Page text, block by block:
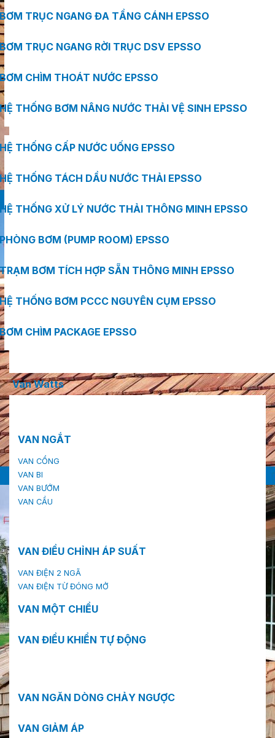
BƠM TRỤC NGANG ĐA TẦNG CÁNH EPSSO
BƠM TRỤC NGANG RỜI TRỤC DSV EPSSO
BƠM CHÌM THOÁT NƯỚC EPSSO
HỆ THỐNG BƠM NÂNG NƯỚC THẢI VỆ SINH EPSSO
HỆ THỐNG CẤP NƯỚC UỐNG EPSSO
HỆ THỐNG TÁCH DẦU NƯỚC THẢI EPSSO
HỆ THỐNG XỬ LÝ NƯỚC THẢI THÔNG MINH EPSSO
PHÒNG BƠM (PUMP ROOM) EPSSO
TRẠM BƠM TÍCH HỢP SẴN THÔNG MINH EPSSO
HỆ THỐNG BƠM PCCC NGUYÊN CỤM EPSSO
BƠM CHÌM PACKAGE EPSSO
Van Watts
VAN NGẮT
VAN CỔNG
VAN BI
VAN BƯỚM
VAN CẦU
VAN ĐIỀU CHỈNH ÁP SUẤT
VAN ĐIỆN 2 NGÃ
VAN ĐIỆN TỪ ĐÓNG MỞ
VAN MỘT CHIỀU
VAN ĐIỀU KHIỂN TỰ ĐỘNG
VAN NGĂN DÒNG CHẢY NGƯỢC
VAN GIẢM ÁP